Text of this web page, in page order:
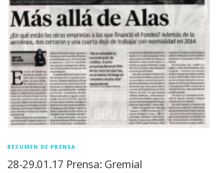
RESUMEN DE PRENSA
28-29.01.17 Prensa: Gremial